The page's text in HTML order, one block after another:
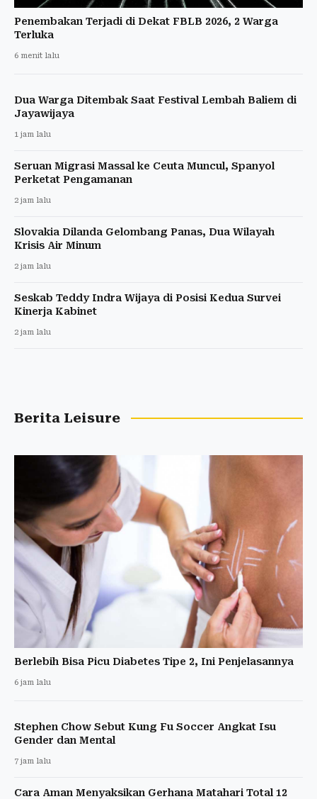
Penembakan Terjadi di Dekat FBLB 2026, 2 Warga
Terluka
6 menit lalu
Dua Warga Ditembak Saat Festival Lembah Baliem di
Jayawijaya
1 jam lalu
Seruan Migrasi Massal ke Ceuta Muncul, Spanyol
Perketat Pengamanan
2 jam lalu
Slovakia Dilanda Gelombang Panas, Dua Wilayah
Krisis Air Minum
2 jam lalu
Seskab Teddy Indra Wijaya di Posisi Kedua Survei
Kinerja Kabinet
2 jam lalu
Berita Leisure
Berlebih Bisa Picu Diabetes Tipe 2, Ini Penjelasannya
6 jam lalu
Stephen Chow Sebut Kung Fu Soccer Angkat Isu
Gender dan Mental
7 jam lalu
Cara Aman Menyaksikan Gerhana Matahari Total 12